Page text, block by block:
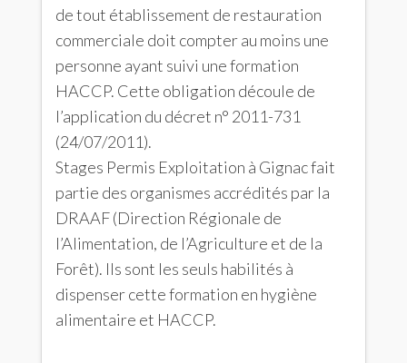
de tout établissement de restauration
commerciale doit compter au moins une
personne ayant suivi une formation
HACCP. Cette obligation découle de
l’application du décret n° 2011-731
(24/07/2011).
Stages Permis Exploitation à Gignac fait
partie des organismes accrédités par la
DRAAF (Direction Régionale de
l’Alimentation, de l’Agriculture et de la
Forêt). Ils sont les seuls habilités à
dispenser cette formation en hygiène
alimentaire et HACCP.